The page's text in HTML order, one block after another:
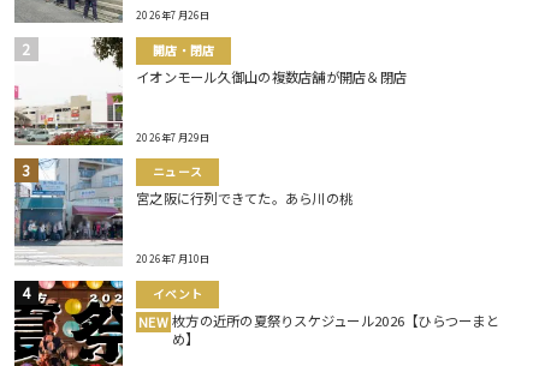
2026年7月26日
開店・閉店
イオンモール久御山の複数店舗が開店＆閉店
2026年7月29日
ニュース
宮之阪に行列できてた。あら川の桃
2026年7月10日
イベント
NEW 枚方の近所の夏祭りスケジュール2026【ひらつーまと
め】